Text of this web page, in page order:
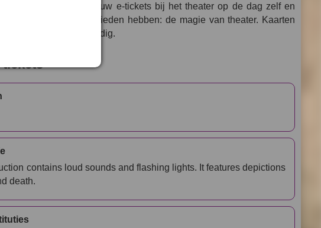
eenvoudigweg uw e-tickets bij het theater op de dag zelf en
End het beste te bieden hebben: de magie van theater. Kaarten
nog nooit zo eenvoudig.
tickets
contains loud sounds and flashing lights. It features depictions
death.